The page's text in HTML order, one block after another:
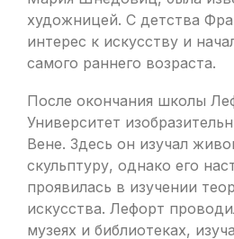
художницей. С детства
интерес к искусству и
самого раннего возраста.
После окончания школы
Университет
Вене. Здесь он изучал
скульптуру, однако его
проявилась в изучении
искусства. Лефорт
музеях и библиотеках,